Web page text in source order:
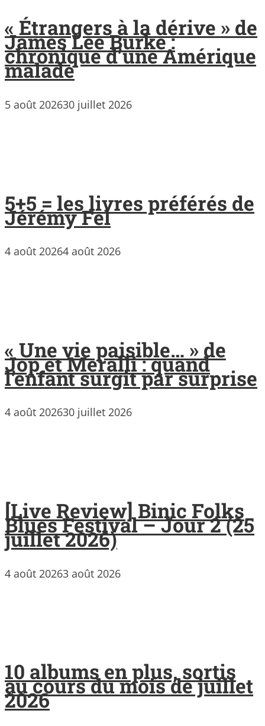
« Étrangers à la dérive » de
James Lee Burke :
chronique d’une Amérique
malade
5 août 202630 juillet 2026
5+5 = les livres préférés de
Jérémy Fel
4 août 20264 août 2026
« Une vie paisible… » de
Jop et Meralli : quand
l’enfant surgit par surprise
4 août 202630 juillet 2026
[Live Review] Binic Folks
Blues Festival – Jour 2 (25
juillet 2026)
4 août 20263 août 2026
10 albums en plus, sortis
au cours du mois de juillet
2026